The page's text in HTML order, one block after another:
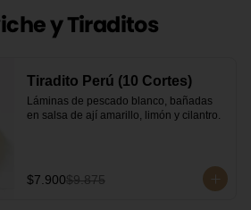
y Tiraditos
Tiradito Perú (10 Cortes)
Láminas de pescado blanco, bañadas
en salsa de ají amarillo, limón y cilantro.
$7.900$9.875